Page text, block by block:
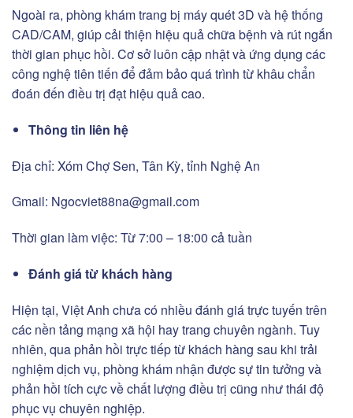
Ngoài ra, phòng khám trang bị máy quét 3D và hệ thống
CAD/CAM, giúp cải thiện hiệu quả chữa bệnh và rút ngắn
thời gian phục hồi. Cơ sở luôn cập nhật và ứng dụng các
công nghệ tiên tiến để đảm bảo quá trình từ khâu chẩn
đoán đến điều trị đạt hiệu quả cao.
Thông tin liên hệ
Địa chỉ: Xóm Chợ Sen, Tân Kỳ, tỉnh Nghệ An
Gmail: Ngocviet88na@gmail.com
Thời gian làm việc: Từ 7:00 – 18:00 cả tuần
Đánh giá từ khách hàng
Hiện tại, Việt Anh chưa có nhiều đánh giá trực tuyến trên
các nền tảng mạng xã hội hay trang chuyên ngành. Tuy
nhiên, qua phản hồi trực tiếp từ khách hàng sau khi trải
nghiệm dịch vụ, phòng khám nhận được sự tin tưởng và
phản hồi tích cực về chất lượng điều trị cũng như thái độ
phục vụ chuyên nghiệp.